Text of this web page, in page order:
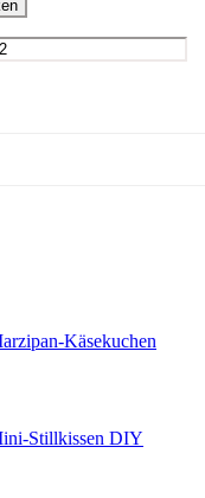
Käsekuchen
Stillkissen DIY